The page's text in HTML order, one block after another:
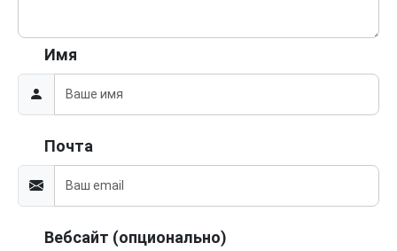
Имя
Почта
Вебсайт (опционально)